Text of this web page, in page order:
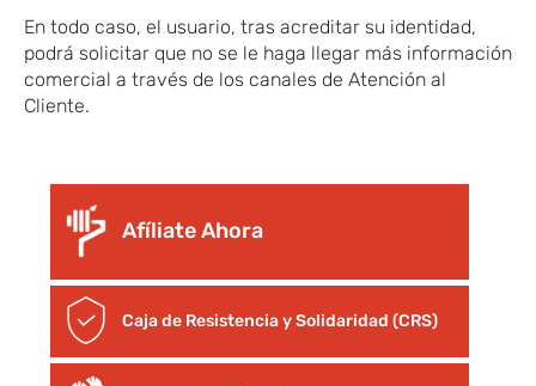
En todo caso, el usuario, tras acreditar su identidad,
podrá solicitar que no se le haga llegar más información
comercial a través de los canales de Atención al
Cliente.
Afíliate Ahora
Caja de Resistencia y Solidaridad (CRS)